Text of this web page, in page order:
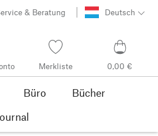
& Beratung Deutsch
Merkliste 0,00 €
Büro
Bücher